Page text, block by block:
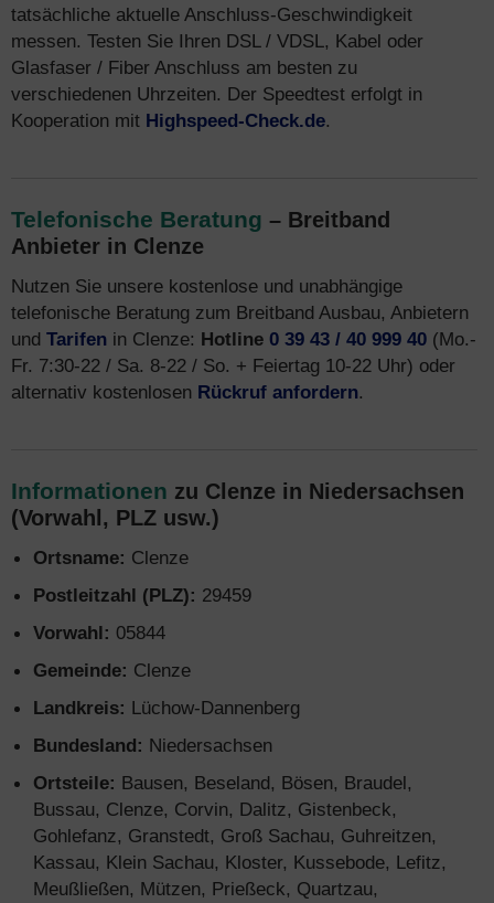
tatsächliche aktuelle Anschluss-Geschwindigkeit
messen. Testen Sie Ihren DSL / VDSL, Kabel oder
Glasfaser / Fiber Anschluss am besten zu
verschiedenen Uhrzeiten. Der Speedtest erfolgt in
Kooperation mit Highspeed-Check.de.
Telefonische Beratung – Breitband
Anbieter in Clenze
Nutzen Sie unsere kostenlose und unabhängige
telefonische Beratung zum Breitband Ausbau, Anbietern
und Tarifen in Clenze: Hotline 0 39 43 / 40 999 40 (Mo.-
Fr. 7:30-22 / Sa. 8-22 / So. + Feiertag 10-22 Uhr) oder
alternativ kostenlosen Rückruf anfordern.
Informationen zu Clenze in Niedersachsen
(Vorwahl, PLZ usw.)
Ortsname: Clenze
Postleitzahl (PLZ): 29459
Vorwahl: 05844
Gemeinde: Clenze
Landkreis: Lüchow-Dannenberg
Bundesland: Niedersachsen
Ortsteile: Bausen, Beseland, Bösen, Braudel,
Bussau, Clenze, Corvin, Dalitz, Gistenbeck,
Gohlefanz, Granstedt, Groß Sachau, Guhreitzen,
Kassau, Klein Sachau, Kloster, Kussebode, Lefitz,
Meußließen, Mützen, Prießeck, Quartzau,